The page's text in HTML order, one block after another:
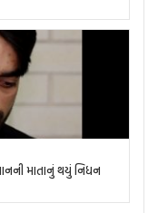
માતાનું થયું નિધન